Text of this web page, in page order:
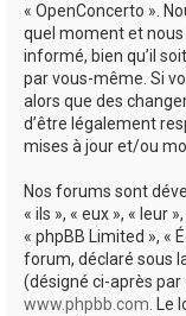
« OpenConcerto ».
quel moment et
informé, bien qu’il
par vous-même. Si
alors que des
d’être légalement
mises à jour et/ou
Nos forums sont
« ils », « eux », « leur
« phpBB Limited », «
forum, déclaré sous
(désigné ci-après par
www.phpbb.com. Le